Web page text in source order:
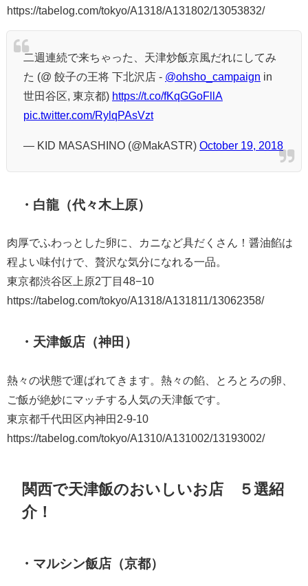
https://tabelog.com/tokyo/A1318/A131802/13053832/
二週連続で来ちゃった、天津炒飯京風だれにしてみ
た (@ 餃子の王将 下北沢店 - @ohsho_campaign in
世田谷区, 東京都) https://t.co/fKqGGoFllA
pic.twitter.com/RylqPAsVzt
— KID MASASHINO (@MakASTR) October 19, 2018
・白龍（代々木上原）
肉厚でふわっとした卵に、カニなど具だくさん！醤油餡は
程よい味付けで、贅沢な気分になれる一品。
東京都渋谷区上原2丁目48−10
https://tabelog.com/tokyo/A1318/A131811/13062358/
・天津飯店（神田）
熱々の状態で運ばれてきます。熱々の餡、とろとろの卵、
ご飯が絶妙にマッチする人気の天津飯です。
東京都千代田区内神田2-9-10
https://tabelog.com/tokyo/A1310/A131002/13193002/
関西で天津飯のおいしいお店 ５選紹
介！
・マルシン飯店（京都）